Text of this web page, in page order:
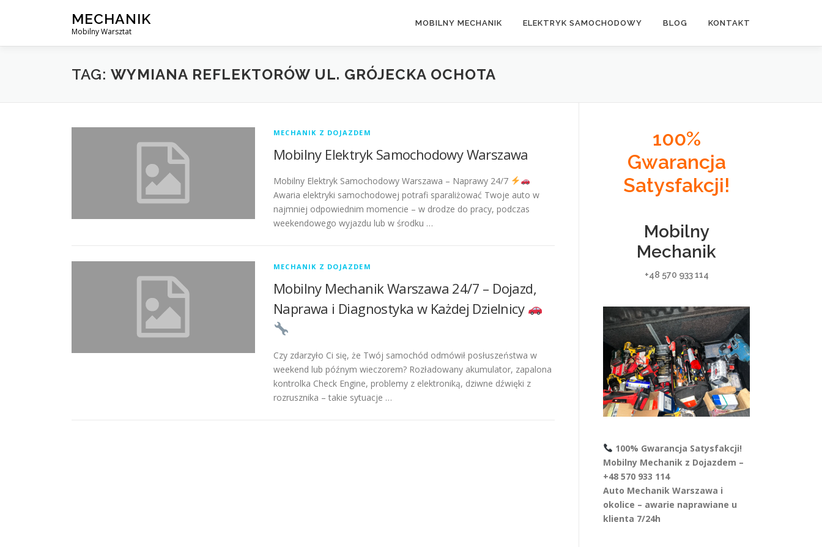
MECHANIK
Mobilny Warsztat
MOBILNY MECHANIK ELEKTRYK SAMOCHODOWY BLOG KONTAKT
TAG: WYMIANA REFLEKTORÓW UL. GRÓJECKA OCHOTA
MECHANIK Z DOJAZDEM
Mobilny Elektryk Samochodowy Warszawa
Mobilny Elektryk Samochodowy Warszawa – Naprawy 24/7
Awaria elektryki samochodowej potrafi sparaliżować Twoje auto w
najmniej odpowiednim momencie – w drodze do pracy, podczas
weekendowego wyjazdu lub w środku …
MECHANIK Z DOJAZDEM
Mobilny Mechanik Warszawa 24/7 – Dojazd,
Naprawa i Diagnostyka w Każdej Dzielnicy
Czy zdarzyło Ci się, że Twój samochód odmówił posłuszeństwa w
weekend lub późnym wieczorem? Rozładowany akumulator, zapalona
kontrolka Check Engine, problemy z elektroniką, dziwne dźwięki z
rozrusznika – takie sytuacje …
100%
Gwarancja
Satysfakcji!
Mobilny
Mechanik
+48 570 933 114
100% Gwarancja Satysfakcji!
Mobilny Mechanik z Dojazdem –
+48 570 933 114
Auto Mechanik Warszawa i
okolice – awarie naprawiane u
klienta 7/24h